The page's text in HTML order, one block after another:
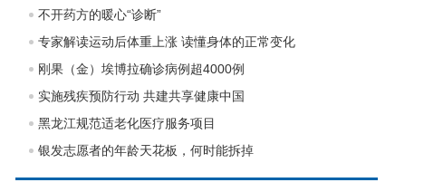
不开药方的暖心“诊断”
专家解读运动后体重上涨 读懂身体的正常变化
刚果（金）埃博拉确诊病例超4000例
实施残疾预防行动 共建共享健康中国
黑龙江规范适老化医疗服务项目
银发志愿者的年龄天花板，何时能拆掉